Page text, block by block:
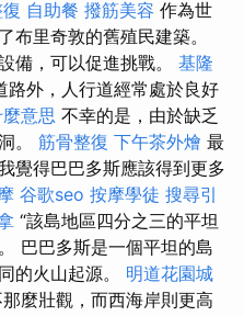
自助餐 撥筋美容 作為世
布里奇敦的舊殖民建築。
備，可以促進挑戰。 基隆
路外，人行道經常處於良好
意思 不幸的是，由於缺乏
。 筋骨整復 下午茶外燴 最
覺得巴巴多斯應該得到更多
谷歌seo 按摩學徒 搜尋引
“該島地區四分之三的平坦
巴巴多斯是一個平坦的島
的火山起源。 明道花園城
麼壯觀，而西海岸則更高